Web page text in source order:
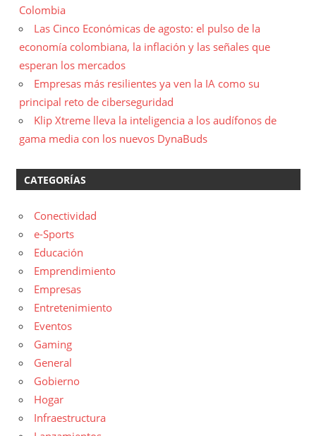
Colombia
Las Cinco Económicas de agosto: el pulso de la
economía colombiana, la inflación y las señales que
esperan los mercados
Empresas más resilientes ya ven la IA como su
principal reto de ciberseguridad
Klip Xtreme lleva la inteligencia a los audífonos de
gama media con los nuevos DynaBuds
CATEGORÍAS
Conectividad
e-Sports
Educación
Emprendimiento
Empresas
Entretenimiento
Eventos
Gaming
General
Gobierno
Hogar
Infraestructura